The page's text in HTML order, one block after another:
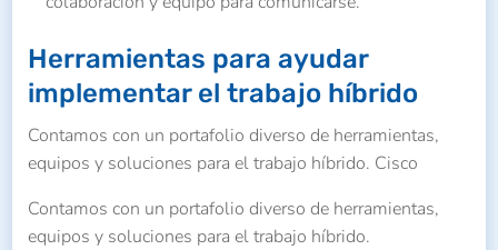
Herramientas para ayudar
implementar el trabajo híbrido
Contamos con un portafolio diverso de herramientas,
equipos y soluciones para el trabajo híbrido. Cisco
Contamos con un portafolio diverso de herramientas,
equipos y soluciones para el trabajo híbrido.